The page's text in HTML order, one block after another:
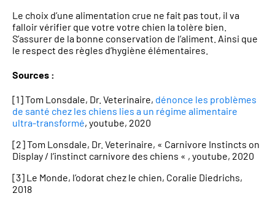
Le choix d’une alimentation crue ne fait pas tout, il va
falloir vérifier que votre votre chien la tolère bien.
S’assurer de la bonne conservation de l’aliment. Ainsi que
le respect des règles d’hygiène élémentaires.
Sources :
[1] Tom Lonsdale, Dr. Veterinaire, dénonce les problèmes
de santé chez les chiens lies a un régime alimentaire
ultra-transformé, youtube, 2020
[2] Tom Lonsdale, Dr. Veterinaire, « Carnivore Instincts on
Display / l’instinct carnivore des chiens « , youtube, 2020
[3] Le Monde, l’odorat chez le chien, Coralie Diedrichs,
2018